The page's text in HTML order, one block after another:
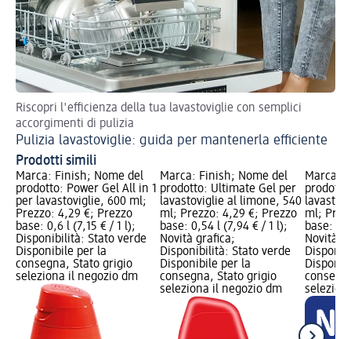
Riscopri l'efficienza della tua lavastoviglie con semplici
accorgimenti di pulizia
Pulizia lavastoviglie: guida per mantenerla efficiente
Prodotti simili
Marca: Finish; Nome del
prodotto: Power Gel All in 1
per lavastoviglie, 600 ml;
Prezzo: 4,29 €; Prezzo
base: 0,6 l (7,15 € / 1 l);
Disponibilità: Stato verde
Disponibile per la
consegna, Stato grigio
seleziona il negozio dm
Marca: Finish; Nome del
prodotto: Ultimate Gel per
lavastoviglie al limone, 540
ml; Prezzo: 4,29 €; Prezzo
base: 0,54 l (7,94 € / 1 l);
Novità grafica;
Disponibilità: Stato verde
Disponibile per la
consegna, Stato grigio
seleziona il negozio dm
Marca:
ml;
base:
Novità